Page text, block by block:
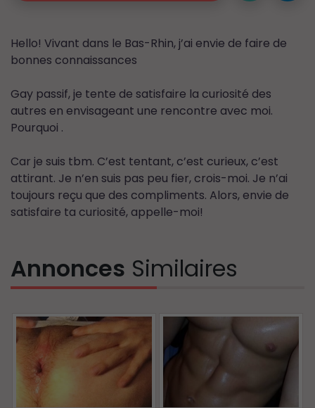
Hello! Vivant dans le Bas-Rhin, j’ai envie de faire de
bonnes connaissances
Gay passif, je tente de satisfaire la curiosité des
autres en envisageant une rencontre avec moi.
Pourquoi .
Car je suis tbm. C’est tentant, c’est curieux, c’est
attirant. Je n’en suis pas peu fier, crois-moi. Je n’ai
toujours reçu que des compliments. Alors, envie de
satisfaire ta curiosité, appelle-moi!
Annonces Similaires